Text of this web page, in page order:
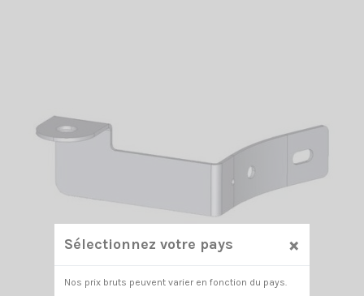
Sélectionnez votre pays ×
Nos prix bruts peuvent varier en fonction du pays.